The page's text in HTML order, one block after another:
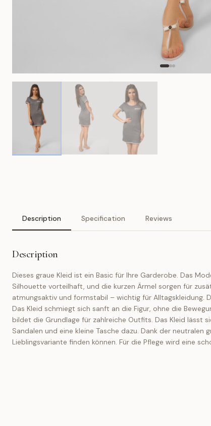
Description Specification Reviews
Description
Dieses graue Kleid ist ein Basic für Ihre Garderobe. Das
Silhouette vorteilhaft, und die kurzen Ärmel sorgen für
atmungsaktiv und formstabil – wichtig für Alltagskleidung.
Das Kleid schmiegt sich sanft an die Figur, ohne die
bildet die Grundlage für zahlreiche Outfits. Das Kleid lässt
Sandalen und eine kleine Tasche dazu. Dank der
Lieblingsvariante finden können. Für die Pflege wird eine